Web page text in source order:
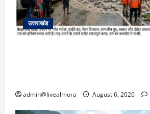
उत्तराखंड
admin@livealmora August 6, 2026